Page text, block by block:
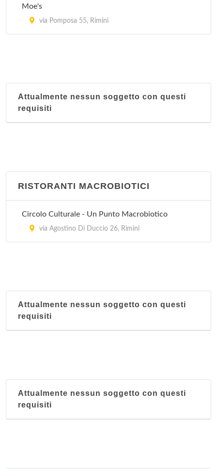
Moe's
via Pomposa 55, Rimini
Attualmente nessun soggetto con questi
requisiti
RISTORANTI MACROBIOTICI
Circolo Culturale - Un Punto Macrobiotico
via Agostino Di Duccio 26, Rimini
Attualmente nessun soggetto con questi
requisiti
Attualmente nessun soggetto con questi
requisiti